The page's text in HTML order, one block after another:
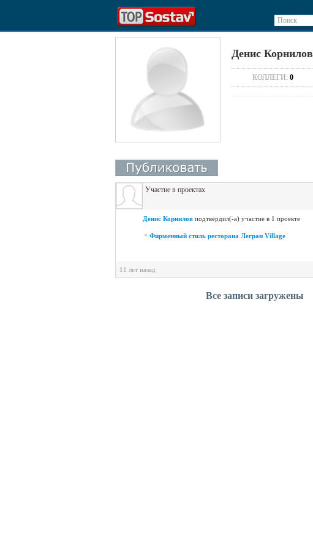
Поиск
Денис Корнилов
КОЛЛЕГИ: 0
Участие в проектах
Денис Корнилов подтвердил(-а) участие в 1 проекте
Фирменный стиль ресторана Легран Village
11 лет назад
Все записи загружены